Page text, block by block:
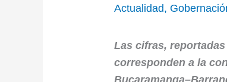
Actualidad,
Las cifras,
corresponden a la